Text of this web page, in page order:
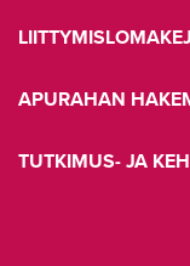
LIITTYMISLOMAKE
APURAHAN
TUTKIMUS- JA